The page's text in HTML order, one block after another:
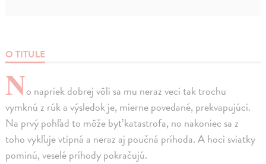
O TITULE
No napriek dobrej vôli sa mu neraz veci tak trochu
vymknú z rúk a výsledok je, mierne povedané, prekvapujúci.
Na prvý pohľad to môže byť katastrofa, no nakoniec sa z
toho vykľuje vtipná a neraz aj poučná príhoda. A hoci sviatky
pominú, veselé príhody pokračujú.